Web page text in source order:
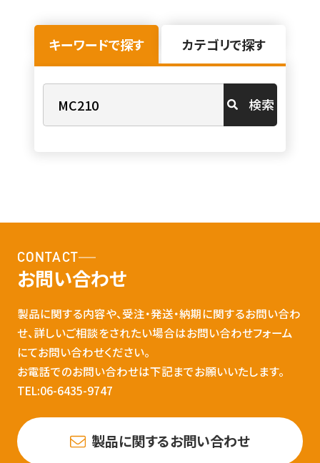
キーワードで探す カテゴリで探す
検索
CONTACT
お問い合わせ
製品に関する内容や、受注・発送・納期に関するお問い合わ
せ、詳しいご相談をされたい場合はお問い合わせフォーム
にてお問い合わせください。
お電話でのお問い合わせは下記までお願いいたします。
TEL:06-6435-9747
製品に関するお問い合わせ